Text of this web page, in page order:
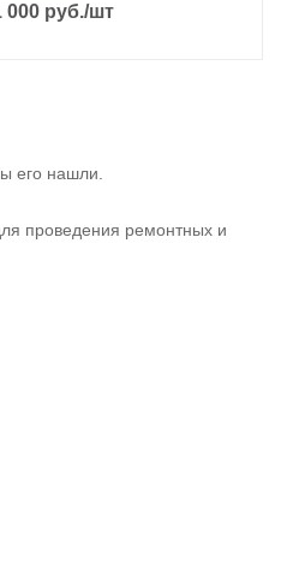
000 руб./шт
его нашли.
проведения ремонтных и